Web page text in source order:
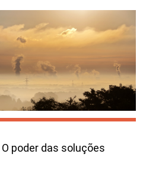
poder das soluções